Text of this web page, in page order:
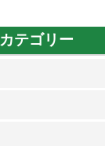
カテゴリー